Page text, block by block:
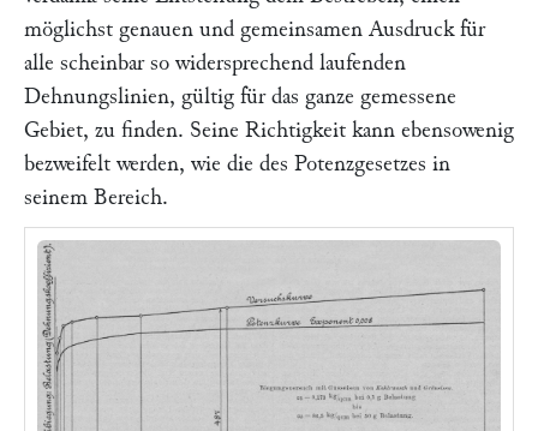
möglichst genauen und gemeinsamen Ausdruck für
alle scheinbar so widersprechend laufenden
Dehnungslinien, gültig für das ganze gemessene
Gebiet, zu finden. Seine Richtigkeit kann ebensowenig
bezweifelt werden, wie die des Potenzgesetzes in
seinem Bereich.